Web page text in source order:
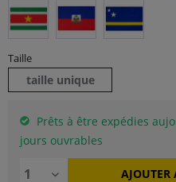
Taille
taille unique
Prêts à être expédies
jours ouvrables
AJOUTER